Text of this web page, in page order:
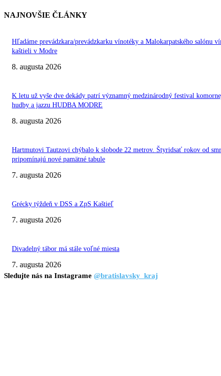
NAJNOVŠIE ČLÁNKY
Hľadáme prevádzkara/prevádzkarku vínotéky a Malokarpatského salónu
kaštieli v Modre
8. augusta 2026
K letu už vyše dve dekády patrí významný medzinárodný festival
hudby a jazzu HUDBA MODRE
8. augusta 2026
Hartmutovi Tautzovi chýbalo k slobode 22 metrov. Štyridsať rokov od
pripomínajú nové pamätné tabule
7. augusta 2026
Grécky týždeň v DSS a ZpS Kaštieľ
7. augusta 2026
Divadelný tábor má stále voľné miesta
7. augusta 2026
Sledujte nás na Instagrame @bratislavsky_kraj